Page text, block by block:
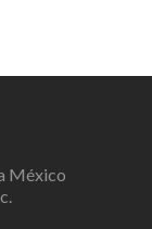
México